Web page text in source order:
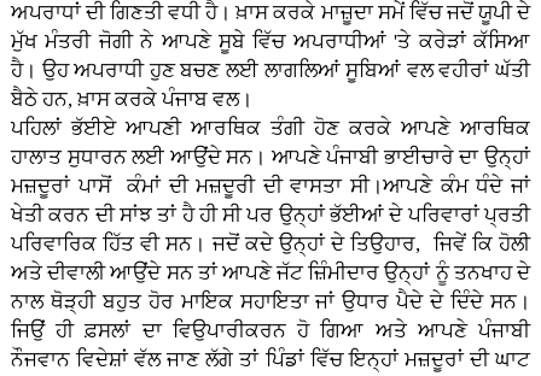
ਅਪਰਾਧਾਂ ਦੀ ਗਿਣਤੀ ਵਧੀ ਹੈ। ਖ਼ਾਸ ਕਰਕੇ ਮਾਜ਼ੂਦਾ ਸਮੇਂ ਵਿੱਚ ਜਦੋਂ ਯੂਪੀ ਦੇ
ਮੁੱਖ ਮੰਤਰੀ ਜੋਗੀ ਨੇ ਆਪਣੇ ਸੂਬੇ ਵਿੱਚ ਅਪਰਾਧੀਆਂ 'ਤੇ ਕਰੇੜਾਂ ਕੱਸਿਆ
ਹੈ। ਉਹ ਅਪਰਾਧੀ ਹੁਣ ਬਚਣ ਲਈ ਲਾਗਲਿਆਂ ਸੂਬਿਆਂ ਵਲ ਵਹੀਰਾਂ ਘੱਤੀ
ਬੈਠੇ ਹਨ, ਖ਼ਾਸ ਕਰਕੇ ਪੰਜਾਬ ਵਲ।
ਪਹਿਲਾਂ ਭੱਈਏ ਆਪਣੀ ਆਰਥਿਕ ਤੰਗੀ ਹੋਣ ਕਰਕੇ ਆਪਣੇ ਆਰਥਿਕ
ਹਾਲਾਤ ਸੁਧਾਰਨ ਲਈ ਆਉਂਦੇ ਸਨ। ਆਪਣੇ ਪੰਜਾਬੀ ਭਾਈਚਾਰੇ ਦਾ ਉਨ੍ਹਾਂ
ਮਜ਼ਦੂਰਾਂ ਪਾਸੋਂ ਕੰਮਾਂ ਦੀ ਮਜ਼ਦੂਰੀ ਦੀ ਵਾਸਤਾ ਸੀ।ਆਪਣੇ ਕੰਮ ਧੰਦੇ ਜਾਂ
ਖੇਤੀ ਕਰਨ ਦੀ ਸਾਂਝ ਤਾਂ ਹੈ ਹੀ ਸੀ ਪਰ ਉਨ੍ਹਾਂ ਭੱਈਆਂ ਦੇ ਪਰਿਵਾਰਾਂ ਪ੍ਰਤੀ
ਪਰਿਵਾਰਿਕ ਹਿੱਤ ਵੀ ਸਨ। ਜਦੋਂ ਕਦੇ ਉਨ੍ਹਾਂ ਦੇ ਤਿਉਹਾਰ, ਜਿਵੇਂ ਕਿ ਹੋਲੀ
ਅਤੇ ਦੀਵਾਲੀ ਆਉਂਦੇ ਸਨ ਤਾਂ ਆਪਣੇ ਜੱਟ ਜ਼ਿੰਮੀਦਾਰ ਉਨ੍ਹਾਂ ਨੂੰ ਤਨਖਾਹ ਦੇ
ਨਾਲ ਥੋੜ੍ਹੀ ਬਹੁਤ ਹੋਰ ਮਾਇਕ ਸਹਾਇਤਾ ਜਾਂ ਉਧਾਰ ਪੈਦੇ ਦੇ ਦਿੰਦੇ ਸਨ।
ਜਿਉਂ ਹੀ ਫ਼ਸਲਾਂ ਦਾ ਵਿਉਪਾਰੀਕਰਨ ਹੋ ਗਿਆ ਅਤੇ ਆਪਣੇ ਪੰਜਾਬੀ
ਨੌਜਵਾਨ ਵਿਦੇਸ਼ਾਂ ਵੱਲ ਜਾਣ ਲੱਗੇ ਤਾਂ ਪਿੰਡਾਂ ਵਿੱਚ ਇਨ੍ਹਾਂ ਮਜ਼ਦੂਰਾਂ ਦੀ ਘਾਟ